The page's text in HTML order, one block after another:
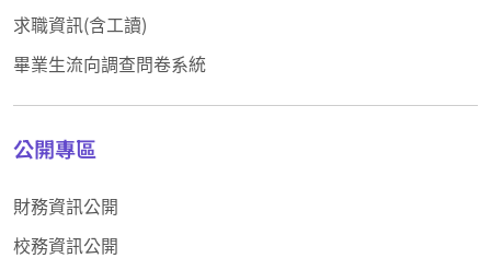
求職資訊(含工讀)
畢業生流向調查問卷系統
公開專區
財務資訊公開
校務資訊公開